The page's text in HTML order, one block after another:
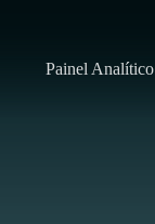
Painel Analítico